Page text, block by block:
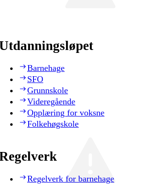
Barnehage
SFO
Grunnskole
Videregående
Opplæring for voksne
Folkehøgskole
Regelverk for barnehage